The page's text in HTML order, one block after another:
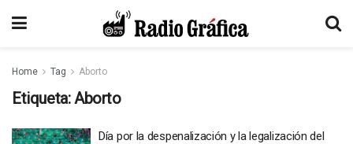
Home Tag Aborto
Etiqueta:Aborto
Día por la despenalización y la legalización del